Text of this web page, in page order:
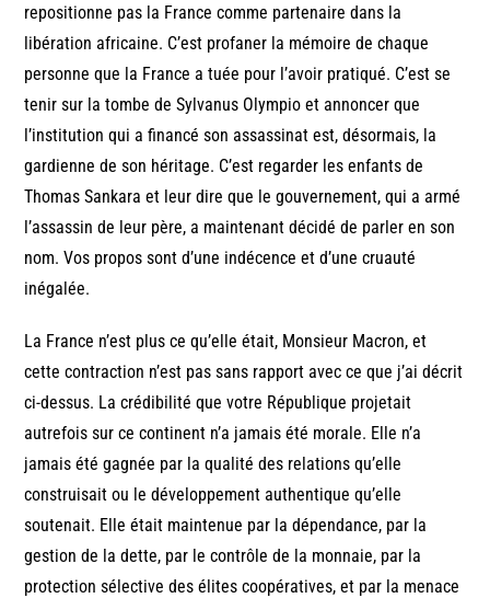
repositionne pas la France comme partenaire dans la
libération africaine. C’est profaner la mémoire de chaque
personne que la France a tuée pour l’avoir pratiqué. C’est se
tenir sur la tombe de Sylvanus Olympio et annoncer que
l’institution qui a financé son assassinat est, désormais, la
gardienne de son héritage. C’est regarder les enfants de
Thomas Sankara et leur dire que le gouvernement, qui a armé
l’assassin de leur père, a maintenant décidé de parler en son
nom. Vos propos sont d’une indécence et d’une cruauté
inégalée.
La France n’est plus ce qu’elle était, Monsieur Macron, et
cette contraction n’est pas sans rapport avec ce que j’ai décrit
ci-dessus. La crédibilité que votre République projetait
autrefois sur ce continent n’a jamais été morale. Elle n’a
jamais été gagnée par la qualité des relations qu’elle
construisait ou le développement authentique qu’elle
soutenait. Elle était maintenue par la dépendance, par la
gestion de la dette, par le contrôle de la monnaie, par la
protection sélective des élites coopératives, et par la menace